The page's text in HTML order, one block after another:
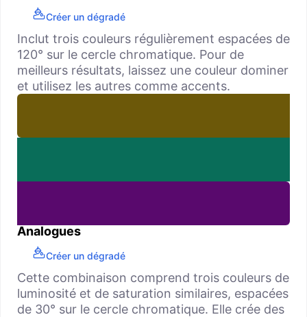
Créer un dégradé
Inclut trois couleurs régulièrement espacées de
120° sur le cercle chromatique. Pour de
meilleurs résultats, laissez une couleur dominer
et utilisez les autres comme accents.
Analogues
Créer un dégradé
Cette combinaison comprend trois couleurs de
luminosité et de saturation similaires, espacées
de 30° sur le cercle chromatique. Elle crée des